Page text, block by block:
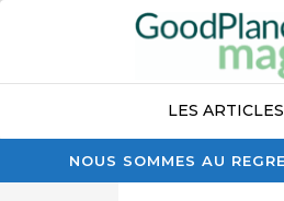
NOUS SOMMES AU
LES